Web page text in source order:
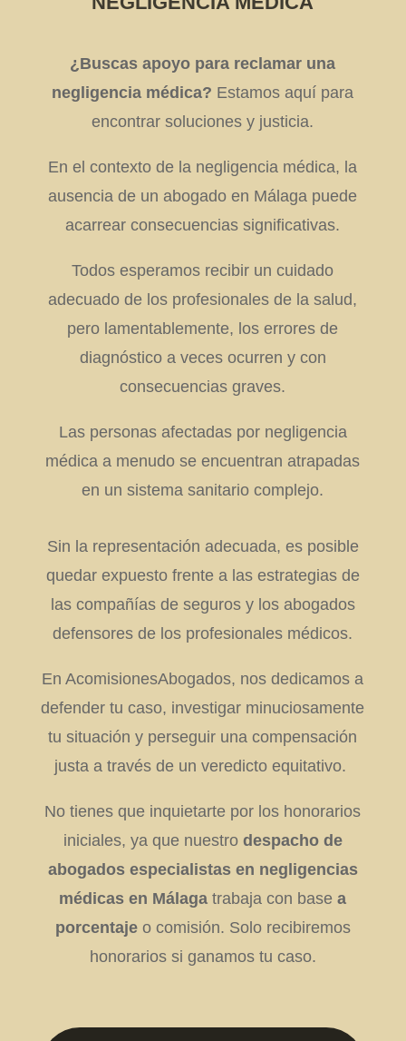
¿Buscas apoyo para reclamar una
negligencia médica? Estamos aquí para
encontrar soluciones y justicia.
En el contexto de la negligencia médica, la
ausencia de un abogado en Málaga puede
acarrear consecuencias significativas.
Todos esperamos recibir un cuidado
adecuado de los profesionales de la salud,
pero lamentablemente, los errores de
diagnóstico a veces ocurren y con
consecuencias graves.
Las personas afectadas por negligencia
médica a menudo se encuentran atrapadas
en un sistema sanitario complejo.
Sin la representación adecuada, es posible
quedar expuesto frente a las estrategias de
las compañías de seguros y los abogados
defensores de los profesionales médicos.
En AcomisionesAbogados, nos dedicamos a
defender tu caso, investigar minuciosamente
tu situación y perseguir una compensación
justa a través de un veredicto equitativo.
No tienes que inquietarte por los honorarios
iniciales, ya que nuestro despacho de
abogados especialistas en negligencias
médicas en Málaga trabaja con basea
porcentajeo comisión. Solo recibiremos
honorarios si ganamos tu caso.